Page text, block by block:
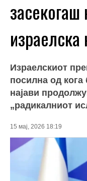
Израелскиот
посилна од
најави
„радикалниот
15 мај, 2026 18:19